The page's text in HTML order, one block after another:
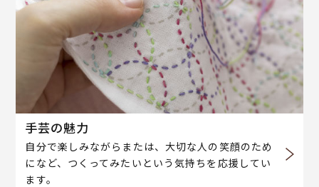
手芸の魅力
自分で楽しみながらまたは、大切な人の笑顔のため
になど、つくってみたいという気持ちを応援してい
ます。